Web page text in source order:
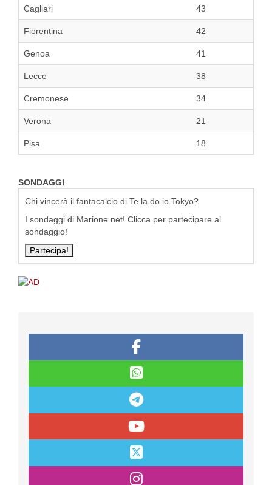
Cagliari 43
Fiorentina 42
Genoa 41
Lecce 38
Cremonese 34
Verona 21
Pisa 18
SONDAGGI
Chi vincerà il fantacalcio di Te la do io Tokyo?
I sondaggi di Marione.net! Clicca per partecipare al
sondaggio!